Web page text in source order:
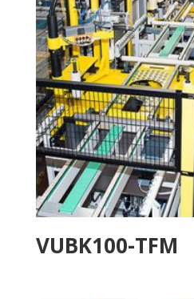
VUBK100-TFM